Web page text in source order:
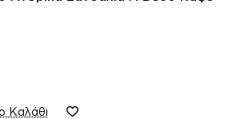
Καλάθι